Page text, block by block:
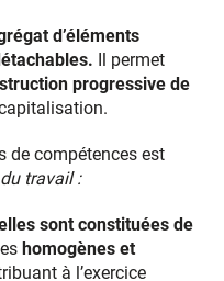
d’éléments
Il permet
progressive de
de compétences est
travail :
sont constituées de
homogènes et
à l’exercice